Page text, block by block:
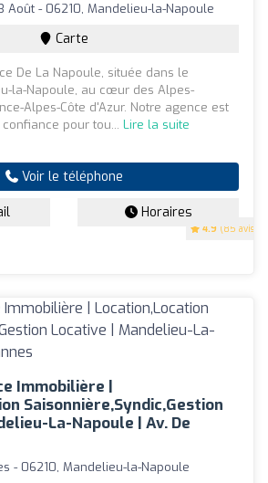
4.9 (85 avis)
Août - 06210, Mandelieu-la-Napoule
Carte
De La Napoule, située dans le
la-Napoule, au cœur des Alpes-
Alpes-Côte d'Azur. Notre agence est
pour tou... Lire la suite
Voir le téléphone
Horaires
Immobilière |
Saisonnière,Syndic,Gestion
La-Napoule | Av. De
- 06210, Mandelieu-la-Napoule